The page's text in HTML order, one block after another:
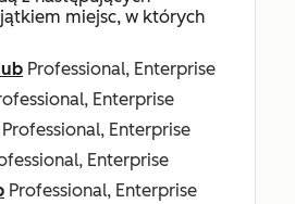
miejsc, w których
Professional, Enterprise
Enterprise
Professional, Enterprise
Enterprise
Professional, Enterprise